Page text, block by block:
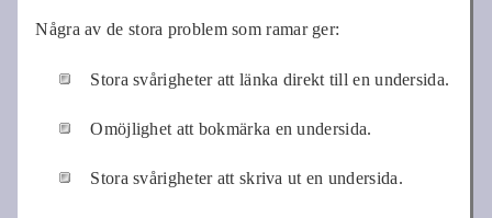
Några av de stora problem som ramar ger:
Stora svårigheter att länka direkt till en undersida.
Omöjlighet att bokmärka en undersida.
Stora svårigheter att skriva ut en undersida.